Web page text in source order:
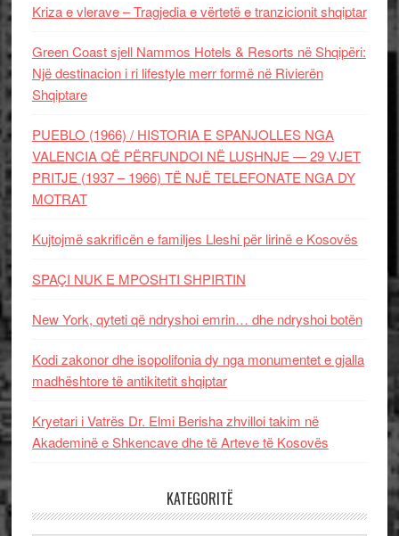
Kriza e vlerave – Tragjedia e vërtetë e tranzicionit shqiptar
Green Coast sjell Nammos Hotels & Resorts në Shqipëri:
Një destinacion i ri lifestyle merr formë në Rivierën
Shqiptare
PUEBLO (1966) / HISTORIA E SPANJOLLES NGA
VALENCIA QË PËRFUNDOI NË LUSHNJE — 29 VJET
PRITJE (1937 – 1966) TË NJË TELEFONATE NGA DY
MOTRAT
Kujtojmë sakrificën e familjes Lleshi për lirinë e Kosovës
SPAÇI NUK E MPOSHTI SHPIRTIN
New York, qyteti që ndryshoi emrin… dhe ndryshoi botën
Kodi zakonor dhe isopolifonia dy nga monumentet e gjalla
madhështore të antikitetit shqiptar
Kryetari i Vatrës Dr. Elmi Berisha zhvilloi takim në
Akademinë e Shkencave dhe të Arteve të Kosovës
KATEGORITË